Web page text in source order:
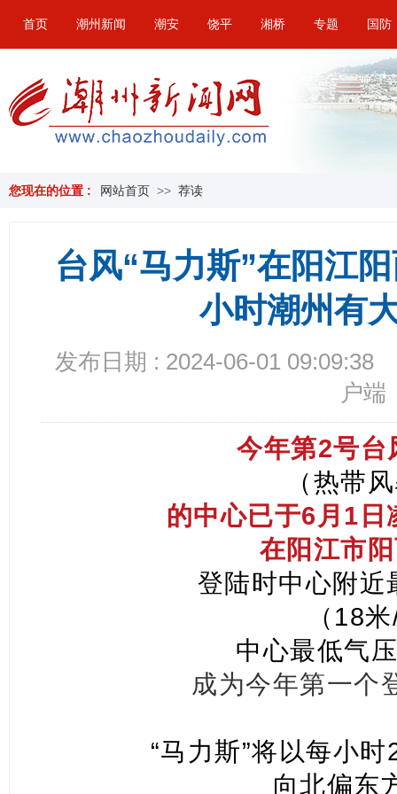
首页 潮州新闻 潮安 饶平 湘桥 专题 国防
您现在的位置 : 网站首页 >> 荐读
台风“马力斯”在阳江
小时潮州有
发布日期 : 2024-06-01 09:09:38
户端
今年第2号台
（热带
的中心已于6月1
在阳江市
登陆时中心附近
（18
中心最低气
成为今年第一个
“马力斯”将以每小
向北偏东